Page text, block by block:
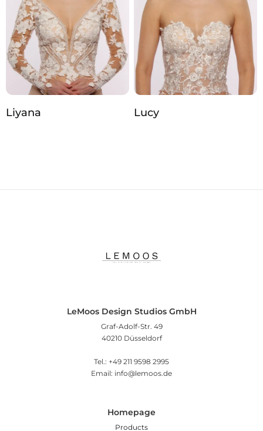
Liyana Lucy
LeMoos Design Studios GmbH
Graf-Adolf-Str. 49
40210 Düsseldorf
Tel.: +49 211 9598 2995
Email: info@lemoos.de
Homepage
Products